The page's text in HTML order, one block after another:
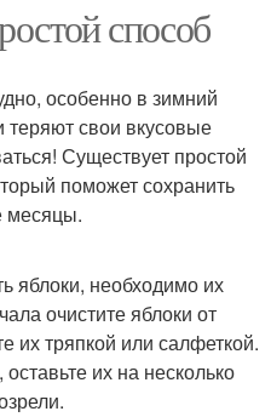
способ
особенно в зимний
свои вкусовые
Существует простой
поможет сохранить
месяцы.
яблоки, необходимо их
очистите яблоки от
их тряпкой или салфеткой.
их на несколько